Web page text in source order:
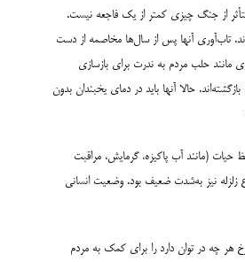
از جنگ چیزی کمتر از یک فاجعه نیست.
تاب‌­آوری آنها پس از سال‌­ها مخاصمه از دست
مانند حلب مردم به ندرت برای بازسازی
حالا آنها باید در دمای یخبندان بدون
حیات (مانند آب پاکیزه، گرمایش، مراقبت
زلزله نیز به­‌شدت ضعیف بود. وضعیت انسانی
هر چه در توان دارد را برای کمک به مردم